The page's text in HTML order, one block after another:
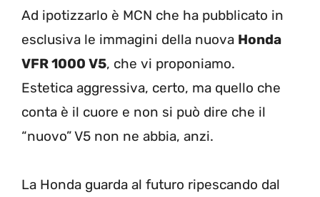
Ad ipotizzarlo è MCN che ha pubblicato in
esclusiva le immagini della nuova Honda
VFR 1000 V5, che vi proponiamo.
Estetica aggressiva, certo, ma quello che
conta è il cuore e non si può dire che il
“nuovo” V5 non ne abbia, anzi.
La Honda guarda al futuro ripescando dal